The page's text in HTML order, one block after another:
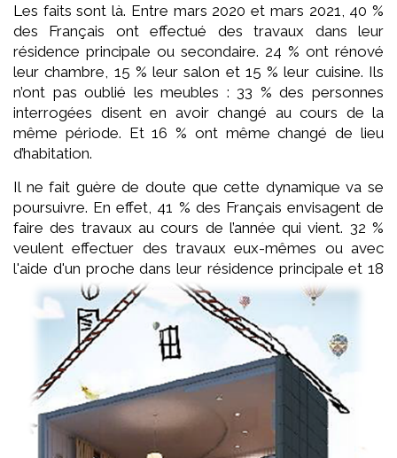
Les faits sont là. Entre mars 2020 et mars 2021, 40 %
des Français ont effectué des travaux dans leur
résidence principale ou secondaire. 24 % ont rénové
leur chambre, 15 % leur salon et 15 % leur cuisine. Ils
n’ont pas oublié les meubles : 33 % des personnes
interrogées disent en avoir changé au cours de la
même période. Et 16 % ont même changé de lieu
d’habitation.
Il ne fait guère de doute que cette dynamique va se
poursuivre. En effet, 41 % des Français envisagent de
faire des travaux au cours de l’année qui vient. 32 %
veulent effectuer des travaux eux-mêmes ou avec
l'aide d'un proche dans leur résidence principale et 18